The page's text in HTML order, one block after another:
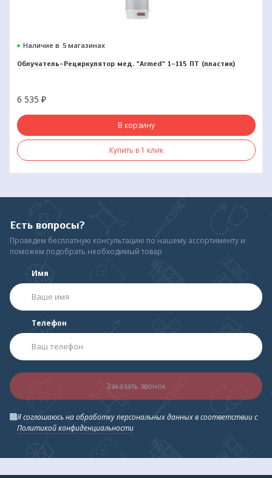
Наличие в 5 магазинах
Облучатель-Рециркулятор мед. "Armed" 1-115 ПТ (пластик)
6 535 ₽
В корзину
Купить в 1 клик
Есть вопросы?
Проведем бесплатную консультацию по нашему ассортименту и
поможем подобрать необходимый товар
Имя
Телефон
Заказать звонок
Я соглашаюсь на обработку персональных данных в соответствии с
Политикой конфиденциальности